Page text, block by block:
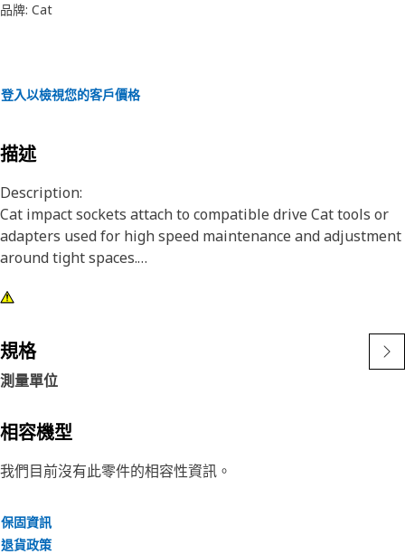
品牌: Cat
登入以檢視您的客戶價格
描述
Description:
Cat impact sockets attach to compatible drive Cat tools or
adapters used for high speed maintenance and adjustment
around tight spaces.
Attributes:
• Deep length
• 3/8 inch square drive
• Black oxide finish
規格
測量單位
相容機型
我們目前沒有此零件的相容性資訊。
保固資訊
退貨政策